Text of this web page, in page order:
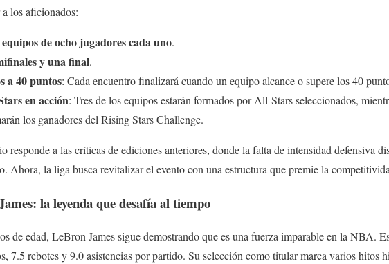
los aficionados:
de ocho jugadores cada uno.
y una final.
a 40 puntos: Cada encuentro finalizará cuando un equipo alcance o supere los 40
en acción: Tres de los equipos estarán formados por All-Stars seleccionados,
los ganadores del Rising Stars Challenge.
responde a las críticas de ediciones anteriores, donde la falta de intensidad defensiva
Ahora, la liga busca revitalizar el evento con una estructura que premie la
la leyenda que desafía al tiempo
de edad, LeBron James sigue demostrando que es una fuerza imparable en la NBA.
7.5 rebotes y 9.0 asistencias por partido. Su selección como titular marca varios hitos